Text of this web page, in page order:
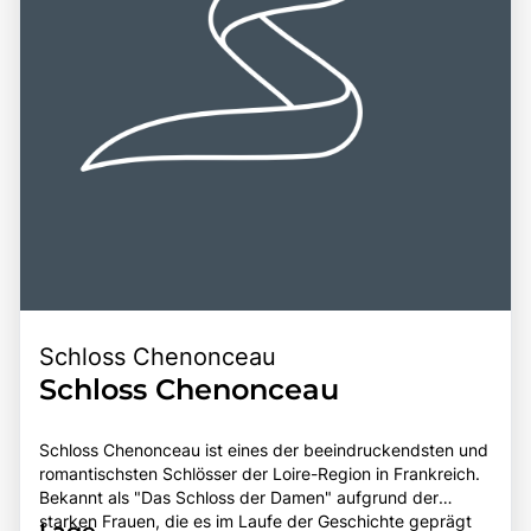
Schloss Chenonceau
Schloss Chenonceau
Schloss Chenonceau ist eines der beeindruckendsten und
romantischsten Schlösser der Loire-Region in Frankreich.
Bekannt als "Das Schloss der Damen" aufgrund der
starken Frauen, die es im Laufe der Geschichte geprägt